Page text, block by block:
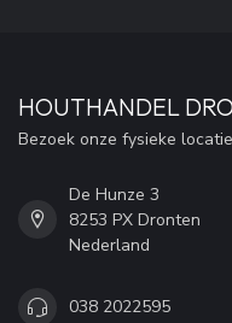
HOUTHANDEL
Bezoek onze fysieke locatie
De Hunze 3
8253 PX Dronten
Nederland
038 2022595